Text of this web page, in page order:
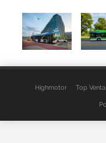
Highmotor Top